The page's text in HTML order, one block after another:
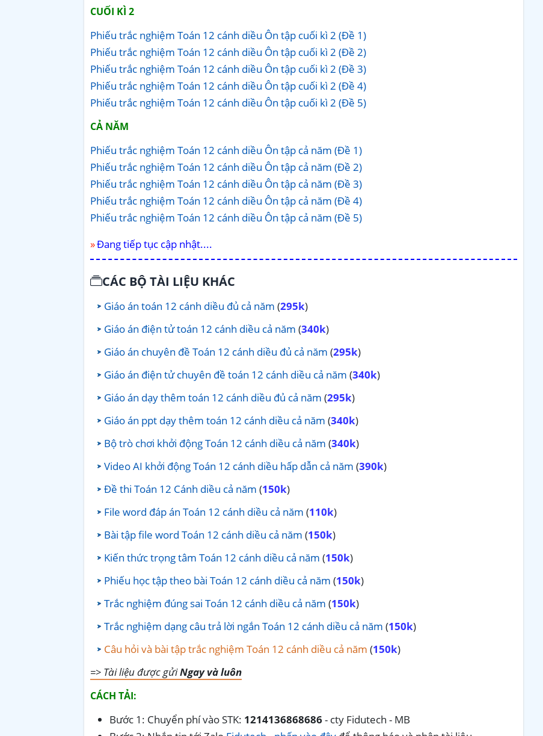
CUỐI KÌ 2
Phiếu trắc nghiệm Toán 12 cánh diều Ôn tập cuối kì 2 (Đề 1)
Phiếu trắc nghiệm Toán 12 cánh diều Ôn tập cuối kì 2 (Đề 2)
Phiếu trắc nghiệm Toán 12 cánh diều Ôn tập cuối kì 2 (Đề 3)
Phiếu trắc nghiệm Toán 12 cánh diều Ôn tập cuối kì 2 (Đề 4)
Phiếu trắc nghiệm Toán 12 cánh diều Ôn tập cuối kì 2 (Đề 5)
CẢ NĂM
Phiếu trắc nghiệm Toán 12 cánh diều Ôn tập cả năm (Đề 1)
Phiếu trắc nghiệm Toán 12 cánh diều Ôn tập cả năm (Đề 2)
Phiếu trắc nghiệm Toán 12 cánh diều Ôn tập cả năm (Đề 3)
Phiếu trắc nghiệm Toán 12 cánh diều Ôn tập cả năm (Đề 4)
Phiếu trắc nghiệm Toán 12 cánh diều Ôn tập cả năm (Đề 5)
Đang tiếp tục cập nhật....
CÁC BỘ TÀI LIỆU KHÁC
Giáo án toán 12 cánh diều đủ cả năm (295k)
Giáo án điện tử toán 12 cánh diều cả năm (340k)
Giáo án chuyên đề Toán 12 cánh diều đủ cả năm (295k)
Giáo án điện tử chuyên đề toán 12 cánh diều cả năm (340k)
Giáo án dạy thêm toán 12 cánh diều đủ cả năm (295k)
Giáo án ppt dạy thêm toán 12 cánh diều cả năm (340k)
Bộ trò chơi khởi động Toán 12 cánh diều cả năm (340k)
Video AI khởi động Toán 12 cánh diều hấp dẫn cả năm (390k)
Đề thi Toán 12 Cánh diều cả năm (150k)
File word đáp án Toán 12 cánh diều cả năm (110k)
Bài tập file word Toán 12 cánh diều cả năm (150k)
Kiến thức trọng tâm Toán 12 cánh diều cả năm (150k)
Phiếu học tập theo bài Toán 12 cánh diều cả năm (150k)
Trắc nghiệm đúng sai Toán 12 cánh diều cả năm (150k)
Trắc nghiệm dạng câu trả lời ngắn Toán 12 cánh diều cả năm (150k)
Câu hỏi và bài tập trắc nghiệm Toán 12 cánh diều cả năm (150k)
=> Tài liệu được gửiNgay và luôn
CÁCH TẢI:
Bước 1: Chuyển phí vào STK: 1214136868686- cty Fidutech - MB